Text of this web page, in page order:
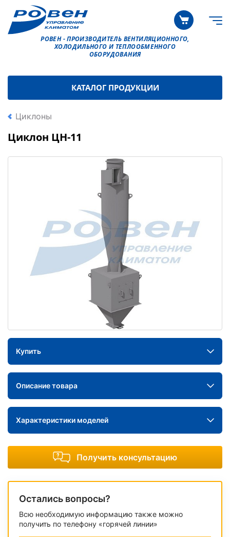
РОВЕН - ПРОИЗВОДИТЕЛЬ ВЕНТИЛЯЦИОННОГО,
ХОЛОДИЛЬНОГО И ТЕПЛООБМЕННОГО
ОБОРУДОВАНИЯ
КАТАЛОГ ПРОДУКЦИИ
Циклоны
Циклон ЦН-11
Купить
Описание товара
Характеристики моделей
Получить консультацию
Остались вопросы?
Всю необходимую информацию также можно
получить по телефону «горячей линии»